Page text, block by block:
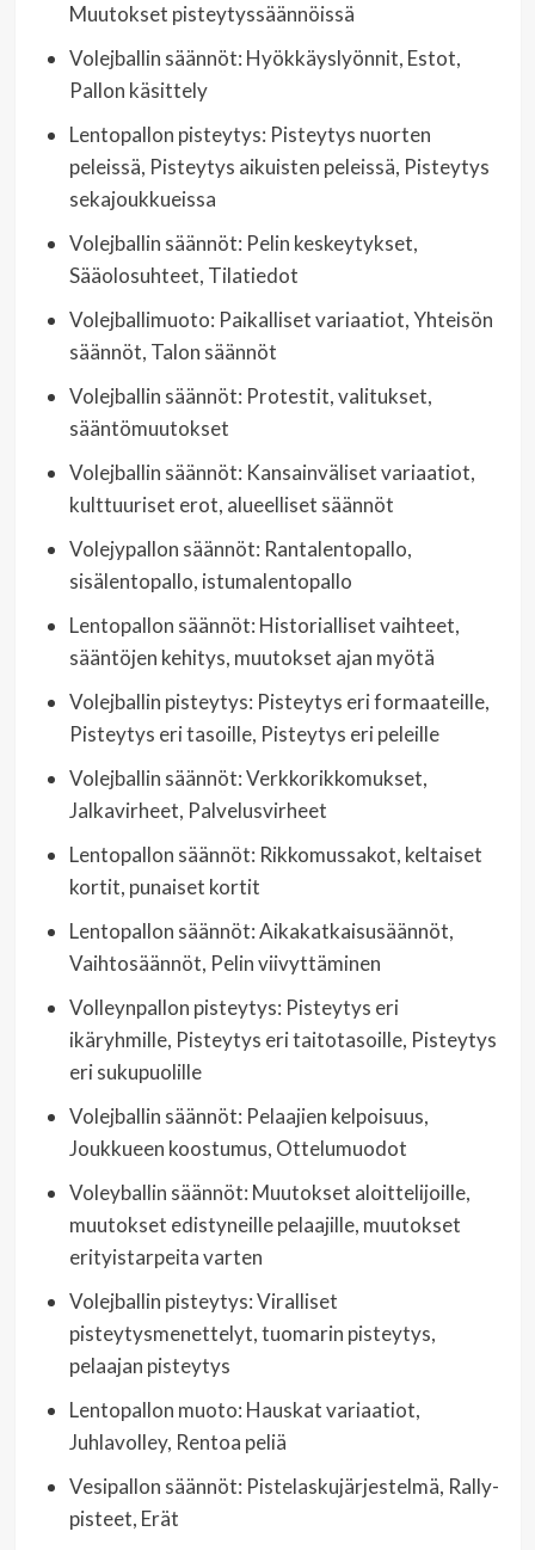
Muutokset pisteytyssäännöissä
Volejballin säännöt: Hyökkäyslyönnit, Estot,
Pallon käsittely
Lentopallon pisteytys: Pisteytys nuorten
peleissä, Pisteytys aikuisten peleissä, Pisteytys
sekajoukkueissa
Volejballin säännöt: Pelin keskeytykset,
Sääolosuhteet, Tilatiedot
Volejballimuoto: Paikalliset variaatiot, Yhteisön
säännöt, Talon säännöt
Volejballin säännöt: Protestit, valitukset,
sääntömuutokset
Volejballin säännöt: Kansainväliset variaatiot,
kulttuuriset erot, alueelliset säännöt
Volejypallon säännöt: Rantalentopallo,
sisälentopallo, istumalentopallo
Lentopallon säännöt: Historialliset vaihteet,
sääntöjen kehitys, muutokset ajan myötä
Volejballin pisteytys: Pisteytys eri formaateille,
Pisteytys eri tasoille, Pisteytys eri peleille
Volejballin säännöt: Verkkorikkomukset,
Jalkavirheet, Palvelusvirheet
Lentopallon säännöt: Rikkomussakot, keltaiset
kortit, punaiset kortit
Lentopallon säännöt: Aikakatkaisusäännöt,
Vaihtosäännöt, Pelin viivyttäminen
Volleynpallon pisteytys: Pisteytys eri
ikäryhmille, Pisteytys eri taitotasoille, Pisteytys
eri sukupuolille
Volejballin säännöt: Pelaajien kelpoisuus,
Joukkueen koostumus, Ottelumuodot
Voleyballin säännöt: Muutokset aloittelijoille,
muutokset edistyneille pelaajille, muutokset
erityistarpeita varten
Volejballin pisteytys: Viralliset
pisteytysmenettelyt, tuomarin pisteytys,
pelaajan pisteytys
Lentopallon muoto: Hauskat variaatiot,
Juhlavolley, Rentoa peliä
Vesipallon säännöt: Pistelaskujärjestelmä, Rally-
pisteet, Erät